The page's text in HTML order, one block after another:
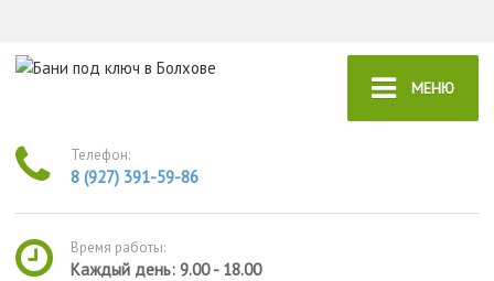
МЕНЮ
Телефон:
8 (927) 391-59-86
Время работы:
Каждый день: 9.00 - 18.00